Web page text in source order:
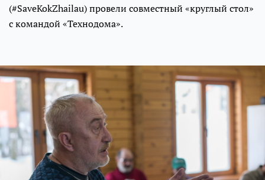
(#SaveKokZhailau) провели совместный «круглый стол»
с командой «Технодома».